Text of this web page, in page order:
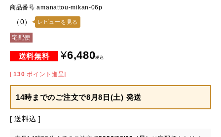
商品番号 amanattou-mikan-06p
（0） レビューを見る
宅配便
¥6,480税込
[ 130 ポイント進呈]
14時までのご注文で8月8日(土) 発送
送料込